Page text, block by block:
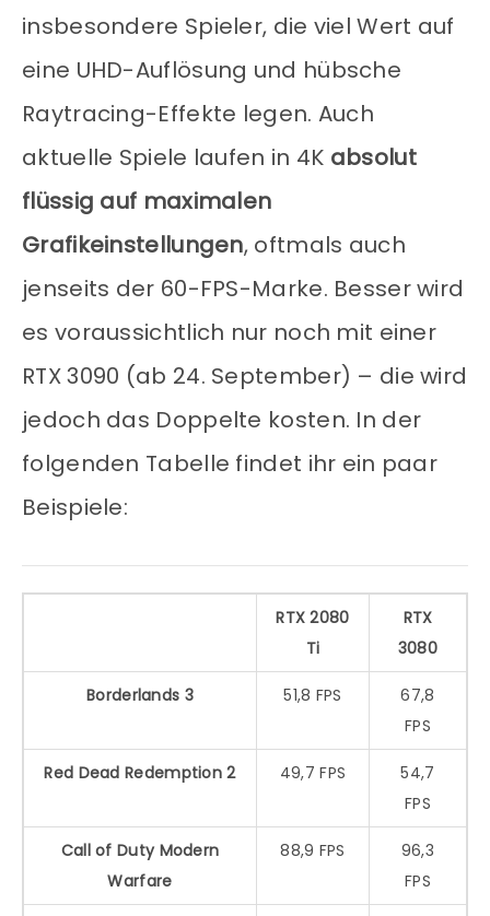
insbesondere Spieler, die viel Wert auf
eine UHD-Auflösung und hübsche
Raytracing-Effekte legen. Auch
aktuelle Spiele laufen in 4K absolut
flüssig auf maximalen
Grafikeinstellungen, oftmals auch
jenseits der 60-FPS-Marke. Besser wird
es voraussichtlich nur noch mit einer
RTX 3090 (ab 24. September) – die wird
jedoch das Doppelte kosten. In der
folgenden Tabelle findet ihr ein paar
Beispiele:
RTX 2080
Ti
RTX
3080
Borderlands 3 51,8 FPS
67,8
FPS
Red Dead Redemption 2 49,7 FPS
54,7
FPS
Call of Duty Modern
Warfare
88,9 FPS
96,3
FPS